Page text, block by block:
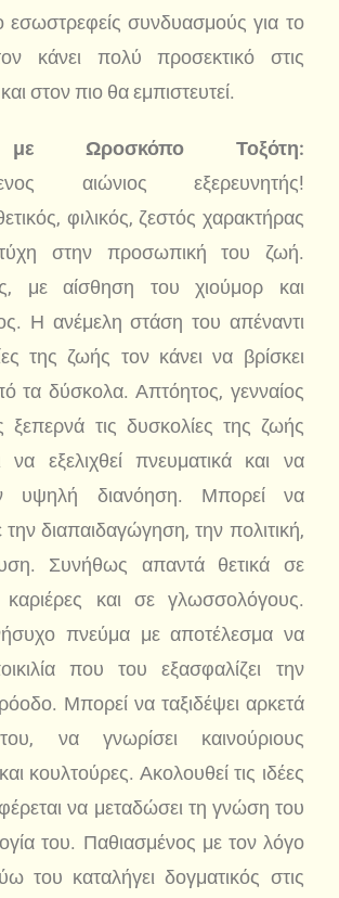
εσωστρεφείς συνδυασμούς για το
κάνει πολύ προσεκτικό στις
στον πιο θα εμπιστευτεί.
με Ωροσκόπο Τοξότη:
αιώνιος εξερευνητής!
φιλικός, ζεστός χαρακτήρας
στην προσωπική του ζωή.
με αίσθηση του χιούμορ και
Η ανέμελη στάση του απέναντι
της ζωής τον κάνει να βρίσκει
τα δύσκολα. Απτόητος, γενναίος
ξεπερνά τις δυσκολίες της ζωής
να εξελιχθεί πνευματικά και να
υψηλή διανόηση. Μπορεί να
διαπαιδαγώγηση, την πολιτική,
Συνήθως απαντά θετικά σε
καριέρες και σε γλωσσολόγους.
πνεύμα με αποτέλεσμα να
που του εξασφαλίζει την
Μπορεί να ταξιδέψει αρκετά
να γνωρίσει καινούριους
κουλτούρες. Ακολουθεί τις ιδέες
να μεταδώσει τη γνώση του
του. Παθιασμένος με τον λόγο
του καταλήγει δογματικός στις